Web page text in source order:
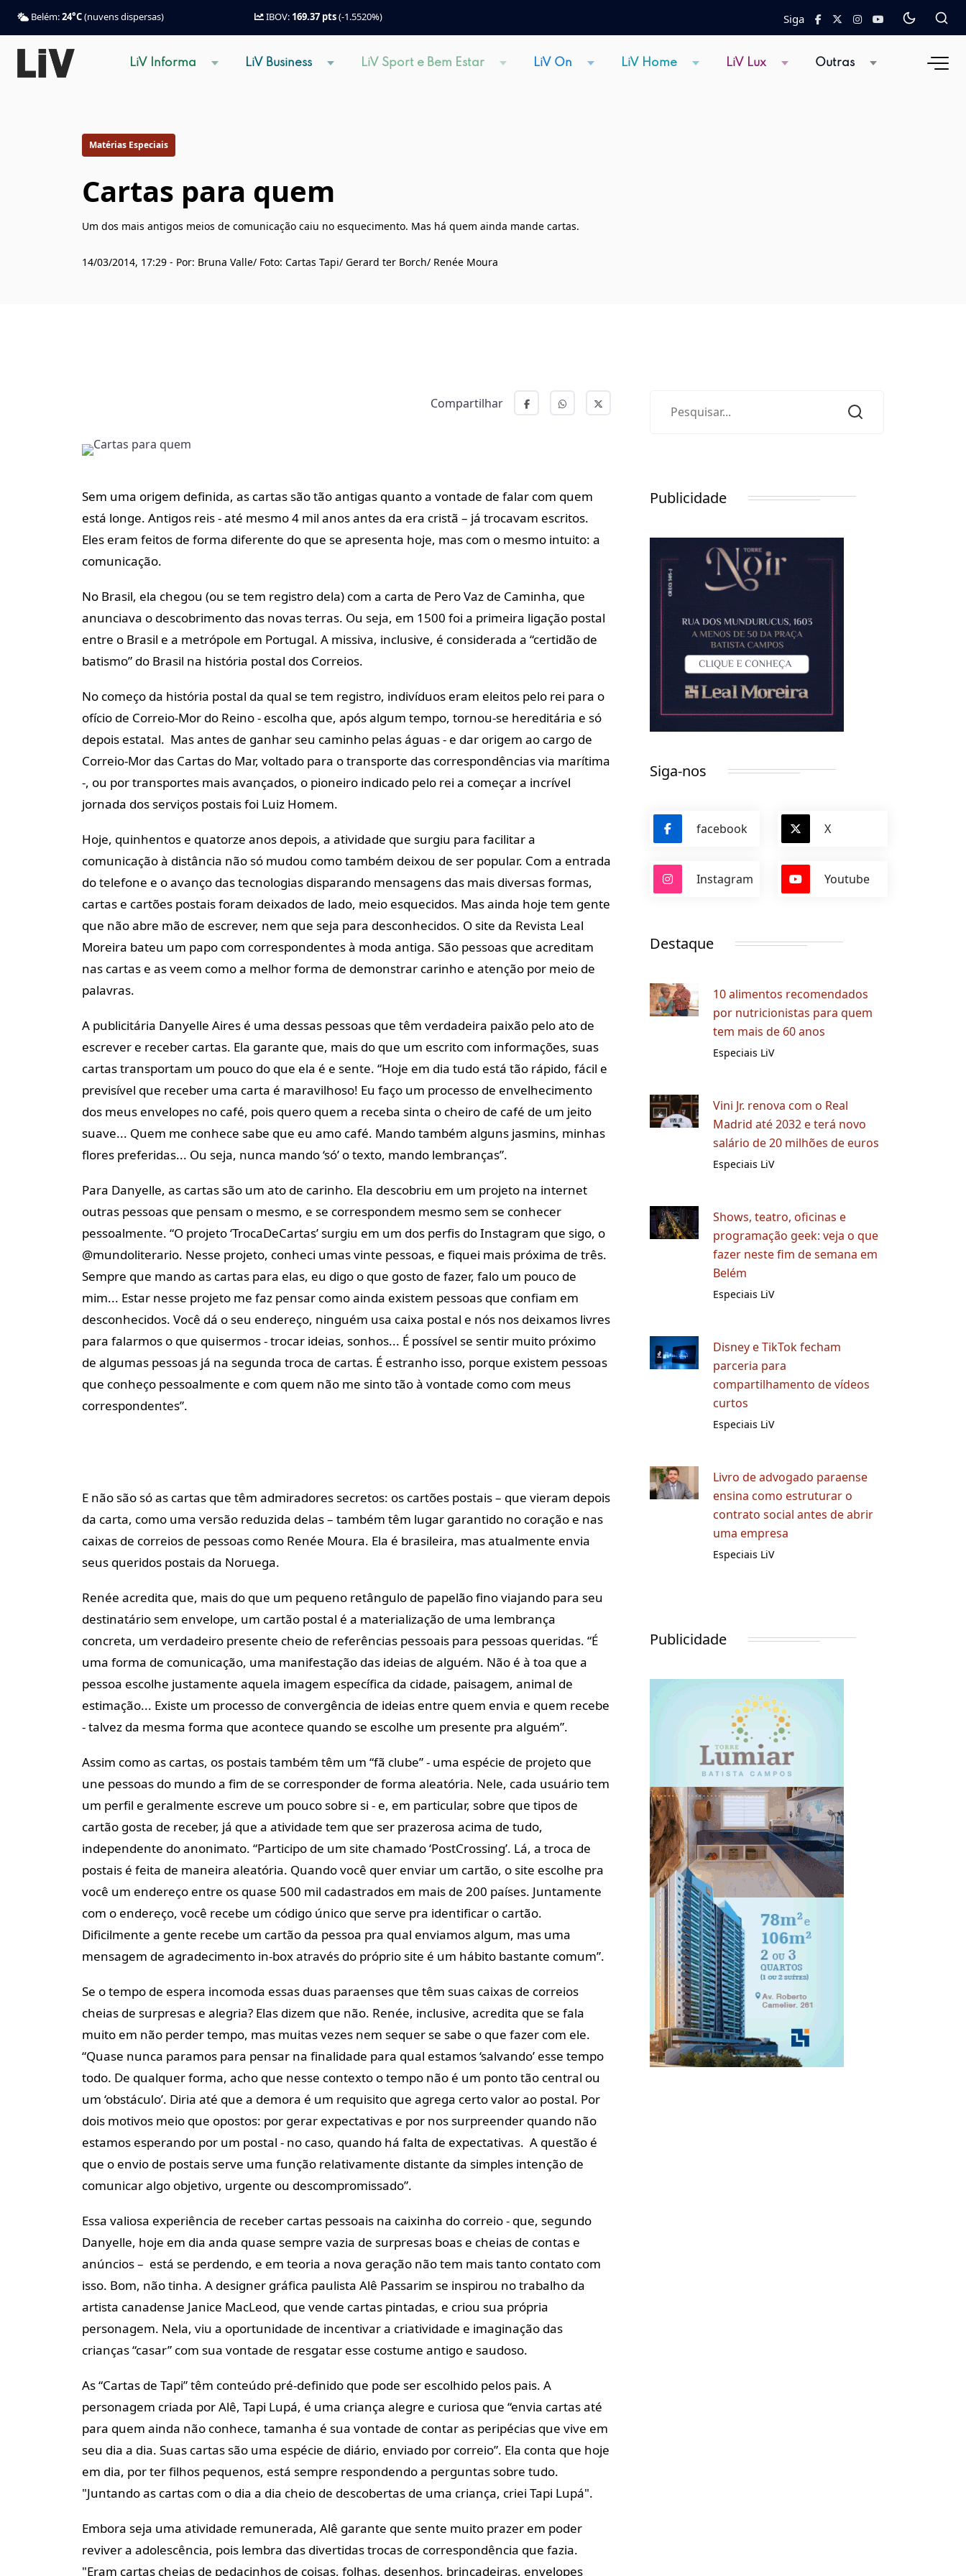
Belém:24°C(nuvens dispersas) IBOV: 169.37 pts(-1.5520%) Siga
LiV Informa LiV Business LiV Sport e Bem Estar LiV On LiV Home LiV Lux Outras
Matérias Especiais
Cartas para quem
Um dos mais antigos meios de comunicação caiu no esquecimento. Mas há quem ainda mande cartas.
14/03/2014, 17:29 - Por: Bruna Valle/ Foto: Cartas Tapi/ Gerard ter Borch/ Renée Moura
Compartilhar
Sem uma origem definida, as cartas são tão antigas quanto a vontade de falar com quem
está longe. Antigos reis - até mesmo 4 mil anos antes da era cristã – já trocavam escritos.
Eles eram feitos de forma diferente do que se apresenta hoje, mas com o mesmo intuito: a
comunicação.
No Brasil, ela chegou (ou se tem registro dela) com a carta de Pero Vaz de Caminha, que
anunciava o descobrimento das novas terras. Ou seja, em 1500 foi a primeira ligação postal
entre o Brasil e a metrópole em Portugal. A missiva, inclusive, é considerada a “certidão de
batismo” do Brasil na história postal dos Correios.
No começo da história postal da qual se tem registro, indivíduos eram eleitos pelo rei para o
ofício de Correio-Mor do Reino - escolha que, após algum tempo, tornou-se hereditária e só
depois estatal. Mas antes de ganhar seu caminho pelas águas - e dar origem ao cargo de
Correio-Mor das Cartas do Mar, voltado para o transporte das correspondências via marítima
-, ou por transportes mais avançados, o pioneiro indicado pelo rei a começar a incrível
jornada dos serviços postais foi Luiz Homem.
Hoje, quinhentos e quatorze anos depois, a atividade que surgiu para facilitar a
comunicação à distância não só mudou como também deixou de ser popular. Com a entrada
do telefone e o avanço das tecnologias disparando mensagens das mais diversas formas,
cartas e cartões postais foram deixados de lado, meio esquecidos. Mas ainda hoje tem gente
que não abre mão de escrever, nem que seja para desconhecidos. O site da Revista Leal
Moreira bateu um papo com correspondentes à moda antiga. São pessoas que acreditam
nas cartas e as veem como a melhor forma de demonstrar carinho e atenção por meio de
palavras.
A publicitária Danyelle Aires é uma dessas pessoas que têm verdadeira paixão pelo ato de
escrever e receber cartas. Ela garante que, mais do que um escrito com informações, suas
cartas transportam um pouco do que ela é e sente. “Hoje em dia tudo está tão rápido, fácil e
previsível que receber uma carta é maravilhoso! Eu faço um processo de envelhecimento
dos meus envelopes no café, pois quero quem a receba sinta o cheiro de café de um jeito
suave... Quem me conhece sabe que eu amo café. Mando também alguns jasmins, minhas
flores preferidas... Ou seja, nunca mando ‘só’ o texto, mando lembranças”.
Para Danyelle, as cartas são um ato de carinho. Ela descobriu em um projeto na internet
outras pessoas que pensam o mesmo, e se correspondem mesmo sem se conhecer
pessoalmente. “O projeto ‘TrocaDeCartas’ surgiu em um dos perfis do Instagram que sigo, o
@mundoliterario. Nesse projeto, conheci umas vinte pessoas, e fiquei mais próxima de três.
Sempre que mando as cartas para elas, eu digo o que gosto de fazer, falo um pouco de
mim... Estar nesse projeto me faz pensar como ainda existem pessoas que confiam em
desconhecidos. Você dá o seu endereço, ninguém usa caixa postal e nós nos deixamos livres
para falarmos o que quisermos - trocar ideias, sonhos... É possível se sentir muito próximo
de algumas pessoas já na segunda troca de cartas. É estranho isso, porque existem pessoas
que conheço pessoalmente e com quem não me sinto tão à vontade como com meus
correspondentes”.
E não são só as cartas que têm admiradores secretos: os cartões postais – que vieram depois
da carta, como uma versão reduzida delas – também têm lugar garantido no coração e nas
caixas de correios de pessoas como Renée Moura. Ela é brasileira, mas atualmente envia
seus queridos postais da Noruega.
Renée acredita que, mais do que um pequeno retângulo de papelão fino viajando para seu
destinatário sem envelope, um cartão postal é a materialização de uma lembrança
concreta, um verdadeiro presente cheio de referências pessoais para pessoas queridas. “É
uma forma de comunicação, uma manifestação das ideias de alguém. Não é à toa que a
pessoa escolhe justamente aquela imagem específica da cidade, paisagem, animal de
estimação... Existe um processo de convergência de ideias entre quem envia e quem recebe
- talvez da mesma forma que acontece quando se escolhe um presente pra alguém”.
Assim como as cartas, os postais também têm um “fã clube” - uma espécie de projeto que
une pessoas do mundo a fim de se corresponder de forma aleatória. Nele, cada usuário tem
um perfil e geralmente escreve um pouco sobre si - e, em particular, sobre que tipos de
cartão gosta de receber, já que a atividade tem que ser prazerosa acima de tudo,
independente do anonimato. “Participo de um site chamado ‘PostCrossing’. Lá, a troca de
postais é feita de maneira aleatória. Quando você quer enviar um cartão, o site escolhe pra
você um endereço entre os quase 500 mil cadastrados em mais de 200 países. Juntamente
com o endereço, você recebe um código único que serve pra identificar o cartão.
Dificilmente a gente recebe um cartão da pessoa pra qual enviamos algum, mas uma
mensagem de agradecimento in-box através do próprio site é um hábito bastante comum”.
Se o tempo de espera incomoda essas duas paraenses que têm suas caixas de correios
cheias de surpresas e alegria? Elas dizem que não. Renée, inclusive, acredita que se fala
muito em não perder tempo, mas muitas vezes nem sequer se sabe o que fazer com ele.
“Quase nunca paramos para pensar na finalidade para qual estamos ‘salvando’ esse tempo
todo. De qualquer forma, acho que nesse contexto o tempo não é um ponto tão central ou
um ‘obstáculo’. Diria até que a demora é um requisito que agrega certo valor ao postal. Por
dois motivos meio que opostos: por gerar expectativas e por nos surpreender quando não
estamos esperando por um postal - no caso, quando há falta de expectativas. A questão é
que o envio de postais serve uma função relativamente distante da simples intenção de
comunicar algo objetivo, urgente ou descompromissado”.
Essa valiosa experiência de receber cartas pessoais na caixinha do correio - que, segundo
Danyelle, hoje em dia anda quase sempre vazia de surpresas boas e cheias de contas e
anúncios – está se perdendo, e em teoria a nova geração não tem mais tanto contato com
isso. Bom, não tinha. A designer gráfica paulista Alê Passarim se inspirou no trabalho da
artista canadense Janice MacLeod, que vende cartas pintadas, e criou sua própria
personagem. Nela, viu a oportunidade de incentivar a criatividade e imaginação das
crianças “casar” com sua vontade de resgatar esse costume antigo e saudoso.
As “Cartas de Tapi” têm conteúdo pré-definido que pode ser escolhido pelos pais. A
personagem criada por Alê, Tapi Lupá, é uma criança alegre e curiosa que “envia cartas até
para quem ainda não conhece, tamanha é sua vontade de contar as peripécias que vive em
seu dia a dia. Suas cartas são uma espécie de diário, enviado por correio”. Ela conta que hoje
em dia, por ter filhos pequenos, está sempre respondendo a perguntas sobre tudo.
"Juntando as cartas com o dia a dia cheio de descobertas de uma criança, criei Tapi Lupá".
Embora seja uma atividade remunerada, Alê garante que sente muito prazer em poder
reviver a adolescência, pois lembra das divertidas trocas de correspondência que fazia.
"Eram cartas cheias de pedacinhos de coisas, folhas, desenhos, brincadeiras, envelopes
Publicidade
Siga-nos
facebook X
Instagram Youtube
Destaque
10 alimentos recomendados
por nutricionistas para quem
tem mais de 60 anos
Especiais LiV
Vini Jr. renova com o Real
Madrid até 2032 e terá novo
salário de 20 milhões de euros
Especiais LiV
Shows, teatro, oficinas e
programação geek: veja o que
fazer neste fim de semana em
Belém
Especiais LiV
Disney e TikTok fecham
parceria para
compartilhamento de vídeos
curtos
Especiais LiV
Livro de advogado paraense
ensina como estruturar o
contrato social antes de abrir
uma empresa
Especiais LiV
Publicidade